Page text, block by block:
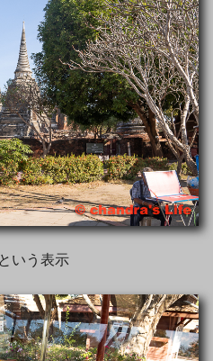
いう表示